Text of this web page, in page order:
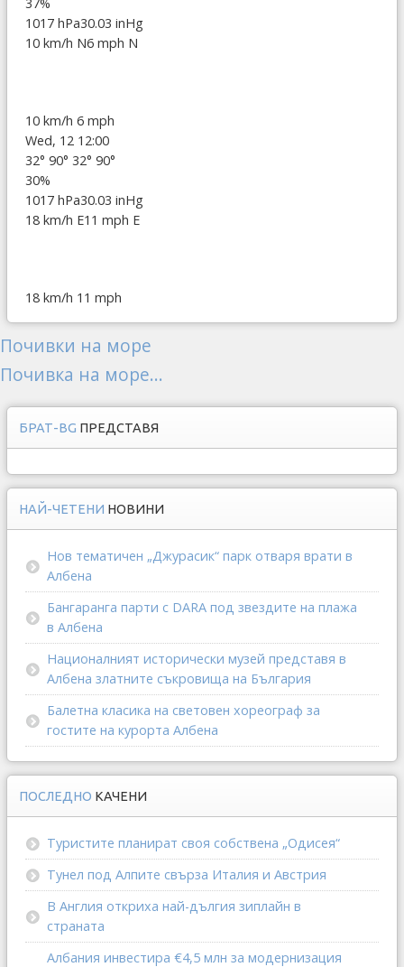
1017 hPa30.03 inHg
10 km/h N6 mph N
10 km/h 6 mph
Wed, 12 12:00
32° 90° 32° 90°
30%
1017 hPa30.03 inHg
18 km/h E11 mph E
18 km/h 11 mph
Почивки на море
Почивка на море...
БРАТ-BG ПРЕДСТАВЯ
НАЙ-ЧЕТЕНИ НОВИНИ
Нов тематичен „Джурасик“ парк отваря врати в
Албена
Бангаранга парти с DARA под звездите на плажа
в Албена
Националният исторически музей представя в
Албена златните съкровища на България
Балетна класика на световен хореограф за
гостите на курорта Албена
ПОСЛЕДНО КАЧЕНИ
Туристите планират своя собствена „Одисея“
Тунел под Алпите свърза Италия и Австрия
В Англия откриха най-дългия зиплайн в
страната
Албания инвестира €4,5 млн за модернизация